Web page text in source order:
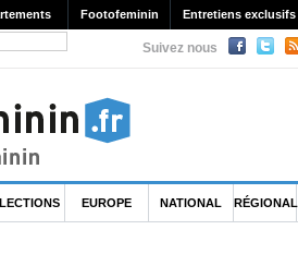
Footofeminin Entretiens exclusifs
Suivez nous
EUROPE NATIONAL RÉGIONAL